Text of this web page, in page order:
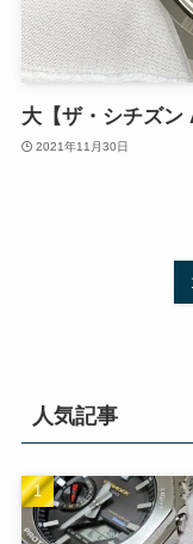
大【ザ・シチズン
2021年11月30日
人気記事